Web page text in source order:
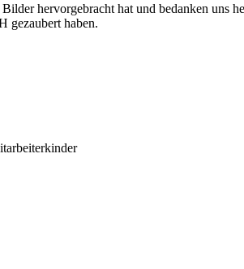
hervorgebracht hat und bedanken
gezaubert haben.